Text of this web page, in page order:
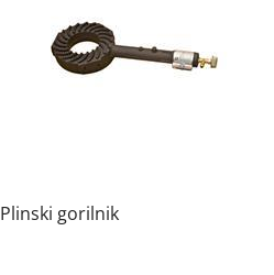
Plinski gorilnik